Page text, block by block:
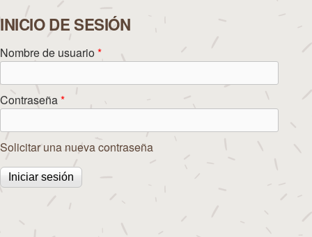
INICIO DE SESIÓN
Nombre de usuario *
Contraseña*
Solicitar una nueva contraseña